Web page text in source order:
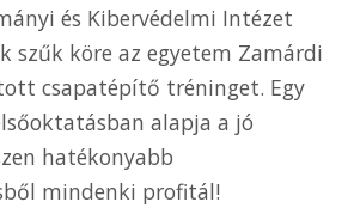
és Kibervédelmi Intézet
szűk köre az egyetem Zamárdi
csapatépítő tréninget. Egy
alapja a jó
hatékonyabb
mindenki profitál!